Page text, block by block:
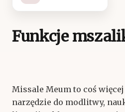
Funkcje
Missale Meum to coś
narzędzie do modlitwy,